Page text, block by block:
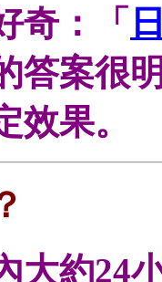
奇：「
答案很
效果。
大約24